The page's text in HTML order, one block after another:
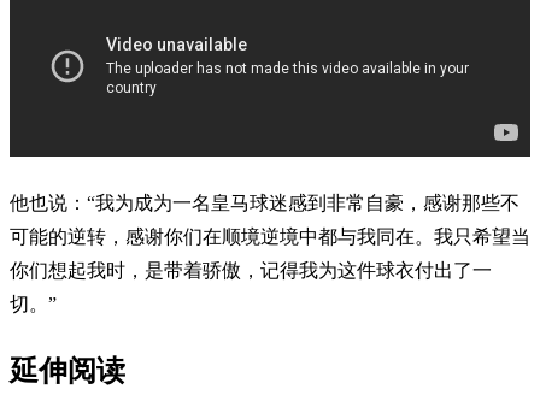
他也说：“我为成为一名皇马球迷感到非常自豪，感谢那些不
可能的逆转，感谢你们在顺境逆境中都与我同在。我只希望当
你们想起我时，是带着骄傲，记得我为这件球衣付出了一
切。”
延伸阅读